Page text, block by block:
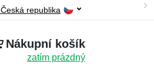
Česká republika
Nákupní košík
zatím prázdný